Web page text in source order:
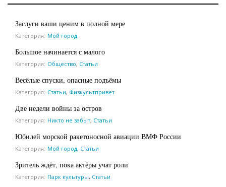
Заслуги ваши ценим в полной мере
Категория: Мой город
Большое начинается с малого
Категория: Общество, Статьи
Весёлые спуски, опасные подъёмы
Категория: Статьи, Физкультпривет
Две недели войны за остров
Категория: Никто не забыт, Статьи
Юбилей морской ракетоносной авиации ВМФ России
Категория: Мой город, Статьи
Зритель ждёт, пока актёры учат роли
Категория: Парк культуры, Статьи